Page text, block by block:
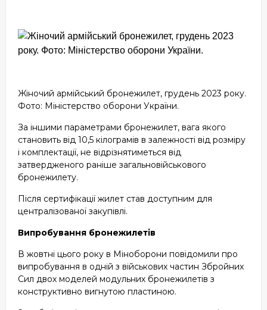
Жіночий армійський бронежилет, грудень 2023 року.
Фото: Міністерство оборони України.
За іншими параметрами бронежилет, вага якого
становить від 10,5 кілограмів в залежності від розміру
і комплектації, не відрізнятиметься від
затвердженого раніше загальновійськового
бронежилету.
Після сертифікації жилет став доступним для
централізованої закупівлі.
Випробування бронежилетів
В жовтні цього року в Міноборони повідомили про
випробування в одній з військових частин Збройних
Сил двох моделей модульних бронежилетів з
конструктивно вигнутою пластиною.